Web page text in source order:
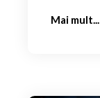
Mai mult...